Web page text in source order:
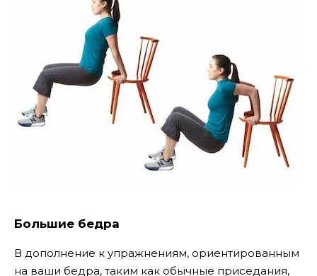
Большие бедра
В дополнение к упражнениям, ориентированным
на ваши бедра, таким как обычные приседания,